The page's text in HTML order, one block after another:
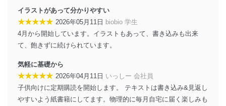
イラストがあって分かりやすい
★★★★★ 2026年05月11日 biobio 学生
4月から開始しています。イラストもあって、書き込みも出来
て、飽きずに続けられています。
気軽に基礎から
★★★★★ 2026年04月11日 いっしー 会社員
子供向けに定期購読を開始します。 テキストは書き込み&見返し
やすいよう紙書籍にしてます。物理的に毎月自宅に届く楽しみも